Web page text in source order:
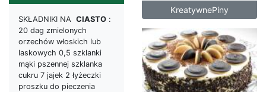
KreatywnePiny
SKŁADNIKI NA CIASTO :
20 dag zmielonych
orzechów włoskich lub
laskowych 0,5 szklanki
mąki pszennej szklanka
cukru 7 jajek 2 łyżeczki
proszku do pieczenia